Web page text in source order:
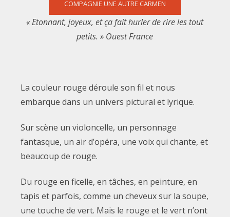
COMPAGNIE UNE AUTRE CARMEN
« Etonnant, joyeux, et ça fait hurler de rire les tout
petits. » Ouest France
La couleur rouge déroule son fil et nous
embarque dans un univers pictural et lyrique.
Sur scène un violoncelle, un personnage
fantasque, un air d’opéra, une voix qui chante, et
beaucoup de rouge.
Du rouge en ficelle, en tâches, en peinture, en
tapis et parfois, comme un cheveux sur la soupe,
une touche de vert. Mais le rouge et le vert n’ont